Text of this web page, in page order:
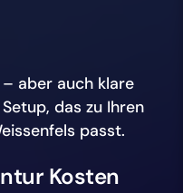
aber auch klare
das zu Ihren
passt.
Kosten